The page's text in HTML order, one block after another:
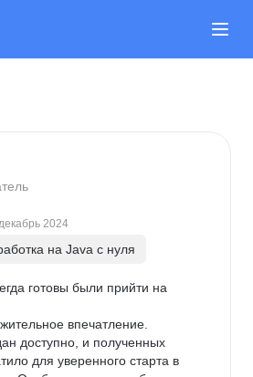
2024
на Java с нуля
готовы были прийти на
впечатление.
доступно, и полученных
для уверенного старта в